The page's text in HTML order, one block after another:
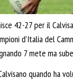
42-27 per il
d’Italia del
7 mete ma
quando ha